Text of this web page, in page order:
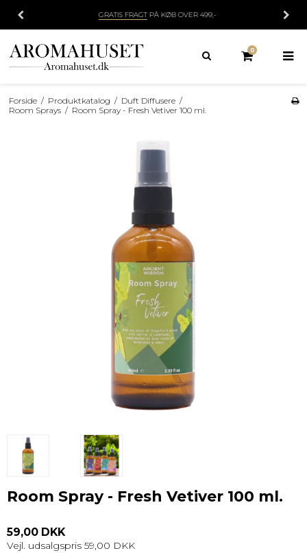
GRATIS FRAGT PÅ KØB OVER 499,-
0
Forside / Produktkatalog / Duft Diffusere /
Room Sprays / Room Spray - Fresh Vetiver 100 ml.
Room Spray - Fresh Vetiver 100 ml.
59,00 DKK
Vejl. udsalgspris 59,00 DKK